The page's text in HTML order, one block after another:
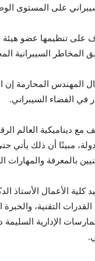
على المستوى
تنظيمها عضو هيئة
المخاطر السيبرانية
المهندس المحارمة إن
في الفضاء السيبراني.
مع ديناميكية
مبينًا أن ذلك
بالمعرفة والمهارات
كلية الأعمال الأستاذ
التقنية،
الإدارية